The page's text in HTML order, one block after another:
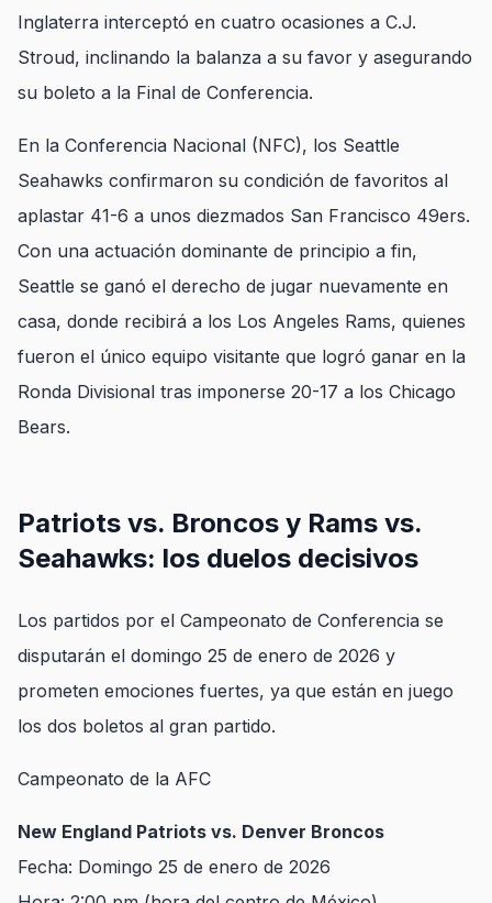
Inglaterra interceptó en cuatro ocasiones a C.J.
Stroud, inclinando la balanza a su favor y asegurando
su boleto a la Final de Conferencia.
En la Conferencia Nacional (NFC), los Seattle
Seahawks confirmaron su condición de favoritos al
aplastar 41-6 a unos diezmados San Francisco 49ers.
Con una actuación dominante de principio a fin,
Seattle se ganó el derecho de jugar nuevamente en
casa, donde recibirá a los Los Angeles Rams, quienes
fueron el único equipo visitante que logró ganar en la
Ronda Divisional tras imponerse 20-17 a los Chicago
Bears.
Patriots vs. Broncos y Rams vs.
Seahawks: los duelos decisivos
Los partidos por el Campeonato de Conferencia se
disputarán el domingo 25 de enero de 2026 y
prometen emociones fuertes, ya que están en juego
los dos boletos al gran partido.
Campeonato de la AFC
New England Patriots vs. Denver Broncos
Fecha: Domingo 25 de enero de 2026